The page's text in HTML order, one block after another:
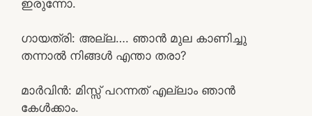
ഇരുന്നോ.
ഗായത്രി: അല്ല…. ഞാൻ മുല കാണിച്ചു
തന്നാൽ നിങ്ങൾ എന്താ തരാ?
മാർവിൻ: മിസ്സ്‌ പറന്നത് എല്ലാം ഞാൻ
കേൾക്കാം.